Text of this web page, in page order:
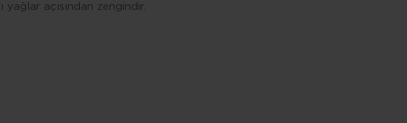
yağlar açısından zengindir.